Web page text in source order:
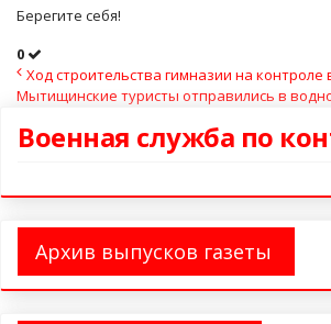
Берегите себя!
0
Ход строительства гимназии на
Мытищинские туристы отправились в
Военная служба по
Архив выпусков газеты